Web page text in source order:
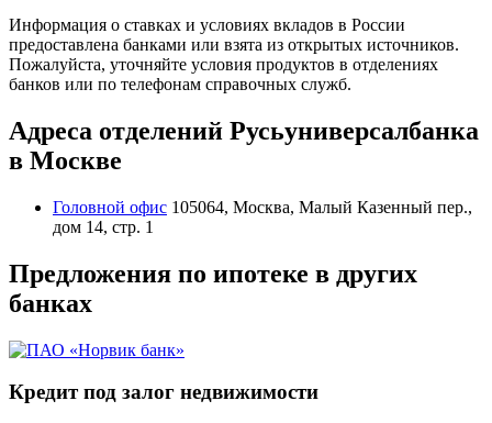
Информация о ставках и условиях вкладов в России
предоставлена банками или взята из открытых источников.
Пожалуйста, уточняйте условия продуктов в отделениях
банков или по телефонам справочных служб.
Адреса отделений Русьуниверсалбанка
в Москве
Головной офис 105064, Москва, Малый Казенный пер.,
дом 14, стр. 1
Предложения по ипотеке в других
банках
Кредит под залог недвижимости